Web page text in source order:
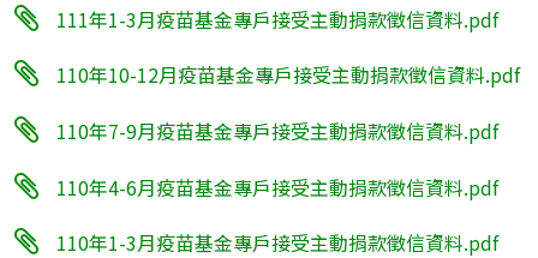
111年1-3月疫苗基金專戶接受主動捐款徵信資料.pdf
110年10-12月疫苗基金專戶接受主動捐款徵信資料.pdf
110年7-9月疫苗基金專戶接受主動捐款徵信資料.pdf
110年4-6月疫苗基金專戶接受主動捐款徵信資料.pdf
110年1-3月疫苗基金專戶接受主動捐款徵信資料.pdf